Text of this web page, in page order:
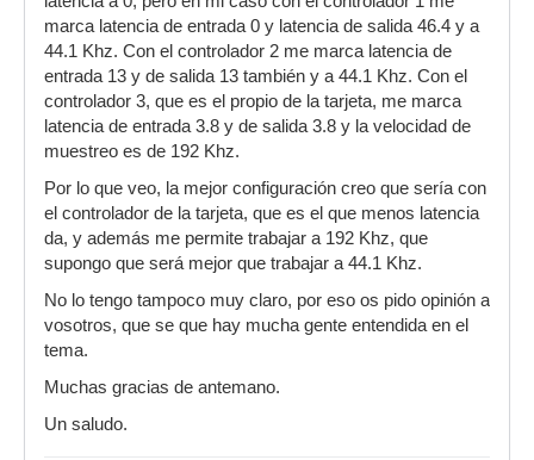
marca latencia de entrada 0 y latencia de salida 46.4 y a
44.1 Khz. Con el controlador 2 me marca latencia de
entrada 13 y de salida 13 también y a 44.1 Khz. Con el
controlador 3, que es el propio de la tarjeta, me marca
latencia de entrada 3.8 y de salida 3.8 y la velocidad de
muestreo es de 192 Khz.
Por lo que veo, la mejor configuración creo que sería con
el controlador de la tarjeta, que es el que menos latencia
da, y además me permite trabajar a 192 Khz, que
supongo que será mejor que trabajar a 44.1 Khz.
No lo tengo tampoco muy claro, por eso os pido opinión a
vosotros, que se que hay mucha gente entendida en el
tema.
Muchas gracias de antemano.
Un saludo.